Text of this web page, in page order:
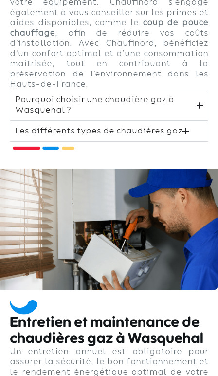
votre équipement. Chaufinord s’engage
également à vous conseiller sur les primes et
aides disponibles, comme le coup de pouce
chauffage, afin de réduire vos coûts
d’installation. Avec Chaufinord, bénéficiez
d’un confort optimal et d’une consommation
maîtrisée, tout en contribuant à la
préservation de l’environnement dans les
Hauts-de-France.
Pourquoi choisir une chaudière gaz à
Wasquehal ?
Les différents types de chaudières gaz
Entretien et maintenance de
chaudières gaz à Wasquehal
Un entretien annuel est obligatoire pour
assurer la sécurité, le bon fonctionnement et
le rendement énergétique optimal de votre